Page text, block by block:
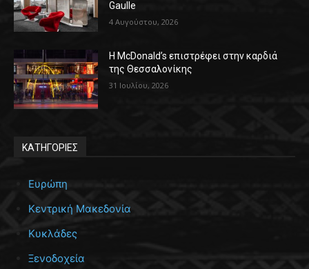
Gaulle
4 Αυγούστου, 2026
Η McDonald’s επιστρέφει στην καρδιά
της Θεσσαλονίκης
31 Ιουλίου, 2026
ΚΑΤΗΓΟΡΙΕΣ
Ευρώπη
Κεντρική Μακεδονία
Κυκλάδες
Ξενοδοχεία